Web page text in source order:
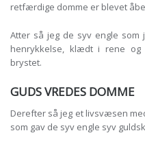
retfærdige domme er blevet
Atter så jeg de syv engle
henrykkelse, klædt i rene
brystet.
GUDS VREDES DOMME
Derefter så jeg et livsvæsen
som gav de syv engle syv